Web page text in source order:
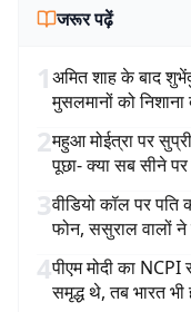
जरूर पढ़ें
1अमित शाह के बाद
मुसलमानों को
2महुआ मोईत्रा पर
पूछा- क्या सब सीने पर
3वीडियो कॉल पर
फोन, ससुराल वालों
4पीएम मोदी का
समृद्ध थे, तब भारत